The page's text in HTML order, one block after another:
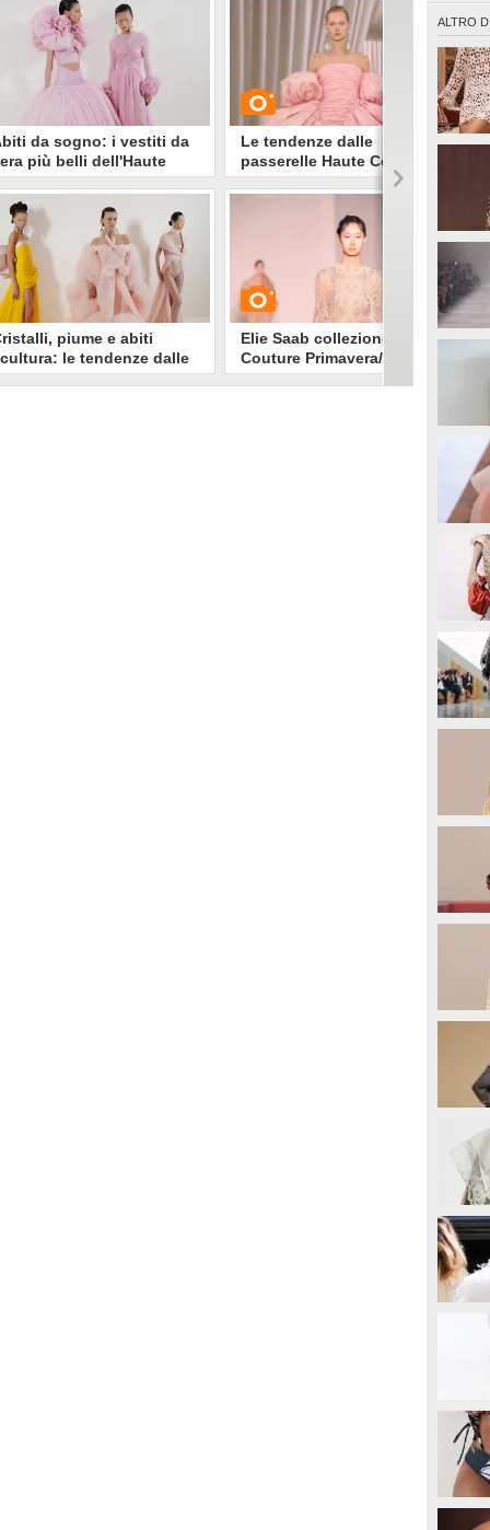
ALTRO DI
da sogno: i vestiti da
più belli dell'Haute
Primavera/Estate
sfilate di Parigi si sono
lasciandoci negli occhi
da sogno: in attesa di
sul red carpet, ecco gli
d'Alta Moda
Estate 2023 di cui
piume e abiti
le tendenze dalle
Haute Couture di
Le tendenze dalle
passerelle Haute Couture
Primavera/Estate 2023
10197 • diStile e trend
Elie Saab collezione Haute
Couture Primavera/Estate
2023